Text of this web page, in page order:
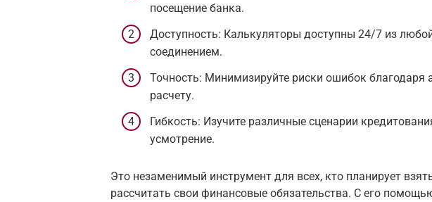
посещение банка.
Доступность: Калькуляторы доступны 24/7 из
соединением.
Точность: Минимизируйте риски ошибок благодаря
расчету.
Гибкость: Изучите различные сценарии
усмотрение.
Это незаменимый инструмент для всех, кто планирует
рассчитать свои финансовые обязательства. С его